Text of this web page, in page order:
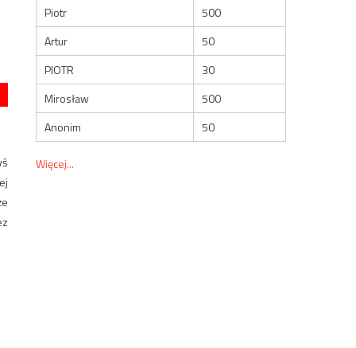
Piotr
500
Artur
50
PIOTR
30
Mirosław
500
Anonim
50
Więcej...